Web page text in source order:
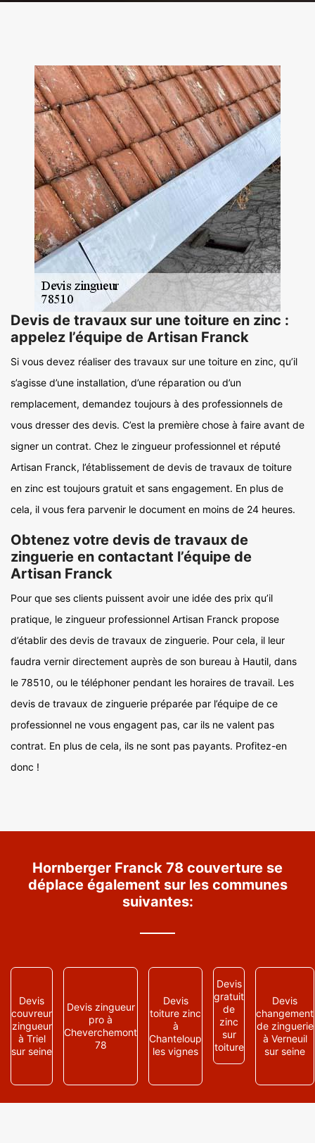
Devis de travaux sur une toiture en zinc :
appelez l’équipe de Artisan Franck
Si vous devez réaliser des travaux sur une toiture en zinc, qu’il
s’agisse d’une installation, d’une réparation ou d’un
remplacement, demandez toujours à des professionnels de
vous dresser des devis. C’est la première chose à faire avant de
signer un contrat. Chez le zingueur professionnel et réputé
Artisan Franck, l’établissement de devis de travaux de toiture
en zinc est toujours gratuit et sans engagement. En plus de
cela, il vous fera parvenir le document en moins de 24 heures.
Obtenez votre devis de travaux de
zinguerie en contactant l’équipe de
Artisan Franck
Pour que ses clients puissent avoir une idée des prix qu’il
pratique, le zingueur professionnel Artisan Franck propose
d’établir des devis de travaux de zinguerie. Pour cela, il leur
faudra vernir directement auprès de son bureau à Hautil, dans
le 78510, ou le téléphoner pendant les horaires de travail. Les
devis de travaux de zinguerie préparée par l’équipe de ce
professionnel ne vous engagent pas, car ils ne valent pas
contrat. En plus de cela, ils ne sont pas payants. Profitez-en
donc !
Hornberger Franck 78 couverture se
déplace également sur les communes
suivantes:
Devis
couvreur
zingueur
à Triel
sur seine
Devis zingueur
pro à
Cheverchemont
78
Devis
toiture zinc
à
Chanteloup
les vignes
Devis
gratuit
de
zinc
sur
toiture
Devis
changement
de zinguerie
à Verneuil
sur seine